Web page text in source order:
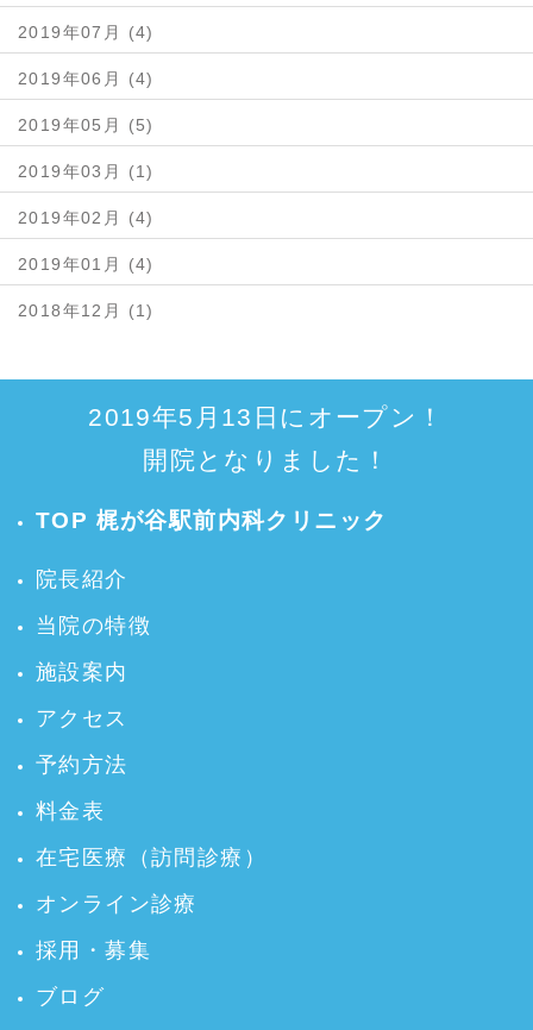
2019年07月 (4)
2019年06月 (4)
2019年05月 (5)
2019年03月 (1)
2019年02月 (4)
2019年01月 (4)
2018年12月 (1)
2019年5月13日にオープン！
開院となりました！
TOP 梶が谷駅前内科クリニック
院長紹介
当院の特徴
施設案内
アクセス
予約方法
料金表
在宅医療（訪問診療）
オンライン診療
採用・募集
ブログ